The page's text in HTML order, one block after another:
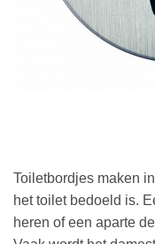
Toiletbordjes maken
het toilet bedoeld is.
heren of een aparte